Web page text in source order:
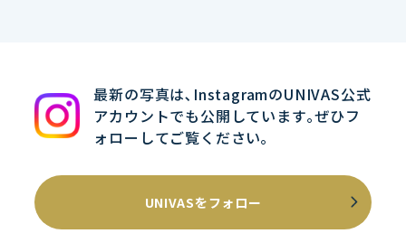
最新の写真は､InstagramのUNIVAS公式
アカウントでも公開しています｡ぜひフ
ォローしてご覧ください｡
UNIVASをフォロー